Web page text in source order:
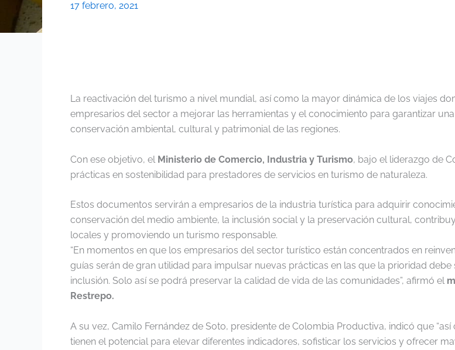
17 febrero, 2021
La reactivación del turismo a nivel mundial, así como la mayor dinámica de los viajes
empresarios del sector a mejorar las herramientas y el conocimiento para garantizar
conservación ambiental, cultural y patrimonial de las regiones.
Con ese objetivo, el Ministerio de Comercio, Industria y Turismo, bajo el liderazgo de
prácticas en sostenibilidad para prestadores de servicios en turismo de naturaleza.
Estos documentos servirán a empresarios de la industria turística para adquirir
conservación del medio ambiente, la inclusión social y la preservación cultural,
locales y promoviendo un turismo responsable.
“En momentos en que los empresarios del sector turístico están concentrados en
guías serán de gran utilidad para impulsar nuevas prácticas en las que la prioridad
inclusión. Solo así se podrá preservar la calidad de vida de las comunidades”, afirmó el
Restrepo.
A su vez, Camilo Fernández de Soto, presidente de Colombia Productiva, indicó que
tienen el potencial para elevar diferentes indicadores, sofisticar los servicios y ofrecer